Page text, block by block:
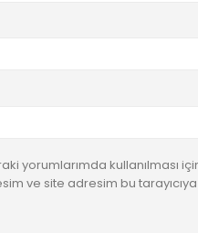
yorumlarımda kullanılması
ve site adresim bu tarayıcıya